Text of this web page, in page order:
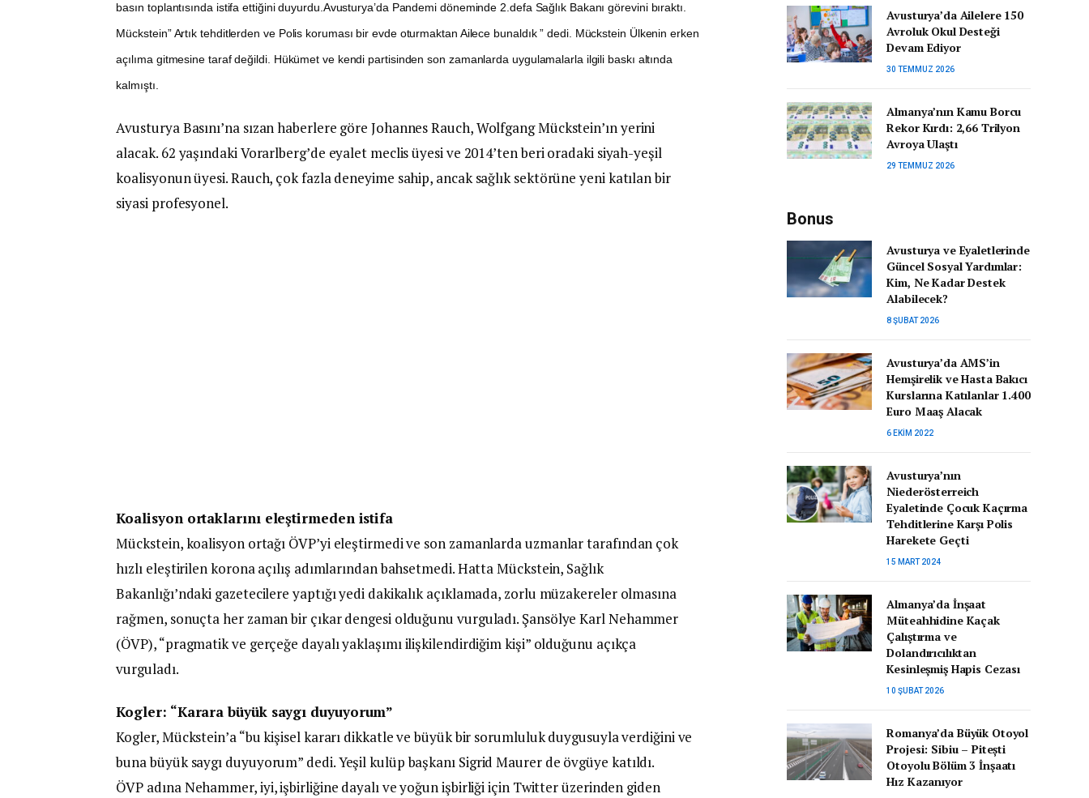
basın toplantısında istifa ettiğini duyurdu.Avusturya’da Pandemi döneminde 2.defa Sağlık Bakanı görevini bıraktı.
Mückstein” Artık tehditlerden ve Polis koruması bir evde oturmaktan Ailece bunaldık ” dedi. Mückstein Ülkenin erken
açılıma gitmesine taraf değildi. Hükümet ve kendi partisinden son zamanlarda uygulamalarla ilgili baskı altında
kalmıştı.
Avusturya Basını’na sızan haberlere göre Johannes Rauch, Wolfgang Mückstein’ın yerini
alacak. 62 yaşındaki Vorarlberg’de eyalet meclis üyesi ve 2014’ten beri oradaki siyah-yeşil
koalisyonun üyesi. Rauch, çok fazla deneyime sahip, ancak sağlık sektörüne yeni katılan bir
siyasi profesyonel.
Koalisyon ortaklarını eleştirmeden istifa
Mückstein, koalisyon ortağı ÖVP’yi eleştirmedi ve son zamanlarda uzmanlar tarafından çok
hızlı eleştirilen korona açılış adımlarından bahsetmedi. Hatta Mückstein, Sağlık
Bakanlığı’ndaki gazetecilere yaptığı yedi dakikalık açıklamada, zorlu müzakereler olmasına
rağmen, sonuçta her zaman bir çıkar dengesi olduğunu vurguladı. Şansölye Karl Nehammer
(ÖVP), “pragmatik ve gerçeğe dayalı yaklaşımı ilişkilendirdiğim kişi” olduğunu açıkça
vurguladı.
Kogler: “Karara büyük saygı duyuyorum”
Kogler, Mückstein’a “bu kişisel kararı dikkatle ve büyük bir sorumluluk duygusuyla verdiğini ve
buna büyük saygı duyuyorum” dedi. Yeşil kulüp başkanı Sigrid Maurer de övgüye katıldı.
ÖVP adına Nehammer, iyi, işbirliğine dayalı ve yoğun işbirliği için Twitter üzerinden giden
Avusturya’da Ailelere 150
Avroluk Okul Desteği
Devam Ediyor
30 TEMMUZ 2026
Almanya’nın Kamu Borcu
Rekor Kırdı: 2,66 Trilyon
Avroya Ulaştı
29 TEMMUZ 2026
Bonus
Avusturya ve Eyaletlerinde
Güncel Sosyal Yardımlar:
Kim, Ne Kadar Destek
Alabilecek?
8 ŞUBAT 2026
Avusturya’da AMS’in
Hemşirelik ve Hasta Bakıcı
Kurslarına Katılanlar 1.400
Euro Maaş Alacak
6 EKIM 2022
Avusturya’nın
Niederösterreich
Eyaletinde Çocuk Kaçırma
Tehditlerine Karşı Polis
Harekete Geçti
15 MART 2024
Almanya’da İnşaat
Müteahhidine Kaçak
Çalıştırma ve
Dolandırıcılıktan
Kesinleşmiş Hapis Cezası
10 ŞUBAT 2026
Romanya’da Büyük Otoyol
Projesi: Sibiu – Pitești
Otoyolu Bölüm 3 İnşaatı
Hız Kazanıyor